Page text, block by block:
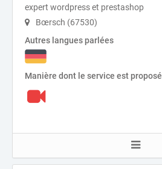
expert wordpress et prestashop
Bœrsch (67530)
Autres langues parlées
Manière dont le service est proposé